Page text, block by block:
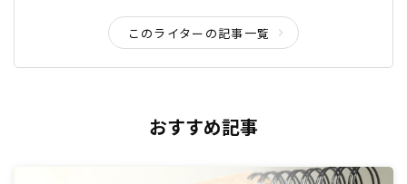
このライターの記事一覧
おすすめ記事